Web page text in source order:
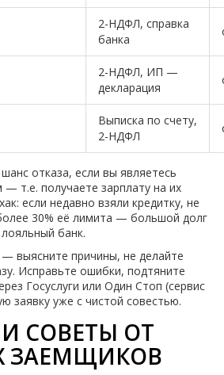
2-НДФЛ, справка
банка
2-НДФЛ, ИП —
декларация
Выписка по счету,
2-НДФЛ
отказа, если вы являетесь
т.е. получаете зарплату на их
если недавно взяли кредитку, не
30% её лимита — большой долг
банк.
выясните причины, не делайте
Исправьте ошибки, подтяните
Госуслуги или Один Стоп (сервис
заявку уже с чистой совестью.
СОВЕТЫ ОТ
ЗАЕМЩИКОВ